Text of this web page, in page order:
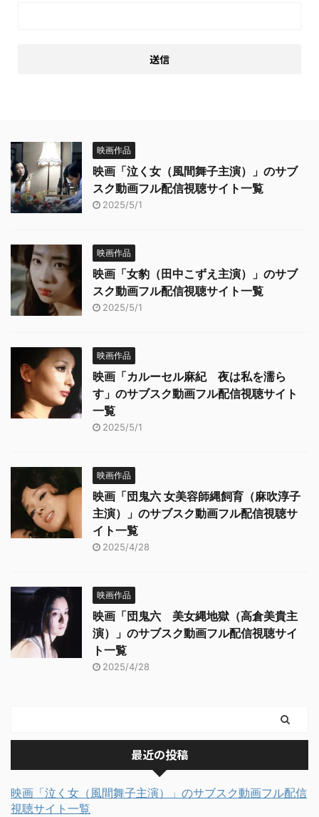
映画作品
映画「泣く女（風間舞子主演）」のサブ
スク動画フル配信視聴サイト一覧
2025/5/1
映画作品
映画「女豹（田中こずえ主演）」のサブ
スク動画フル配信視聴サイト一覧
2025/5/1
映画作品
映画「カルーセル麻紀 夜は私を濡ら
す」のサブスク動画フル配信視聴サイト
一覧
2025/5/1
映画作品
映画「団鬼六 女美容師縄飼育（麻吹淳子
主演）」のサブスク動画フル配信視聴サ
イト一覧
2025/4/28
映画作品
映画「団鬼六 美女縄地獄（高倉美貴主
演）」のサブスク動画フル配信視聴サイ
ト一覧
2025/4/28
最近の投稿
映画「泣く女（風間舞子主演）」のサブスク動画フル配信
視聴サイト一覧